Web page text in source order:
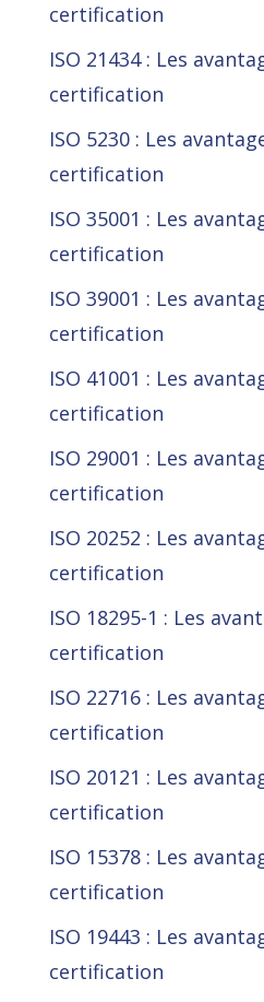
certification
ISO 21434 : Les
certification
ISO 5230 : Les
certification
ISO 35001 : Les
certification
ISO 39001 : Les
certification
ISO 41001 : Les
certification
ISO 29001 : Les
certification
ISO 20252 : Les
certification
ISO 18295-1 : Les
certification
ISO 22716 : Les
certification
ISO 20121 : Les
certification
ISO 15378 : Les
certification
ISO 19443 : Les
certification